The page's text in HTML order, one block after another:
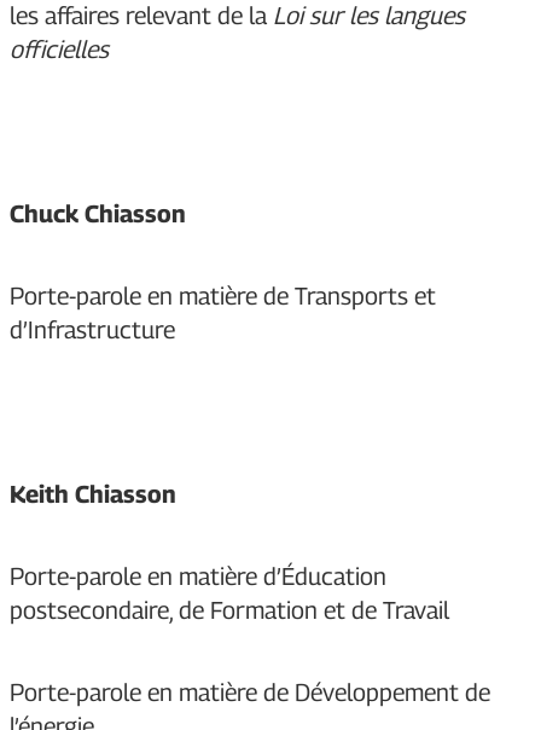
les affaires relevant de la Loi sur les langues
officielles
Chuck Chiasson
Porte-parole en matière de Transports et
d’Infrastructure
Keith Chiasson
Porte-parole en matière d’Éducation
postsecondaire, de Formation et de Travail
Porte-parole en matière de Développement de